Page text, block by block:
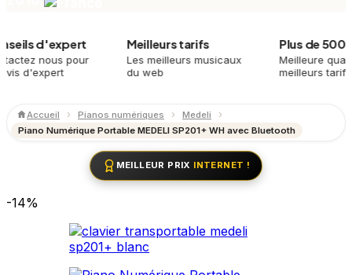
d'expert
nous pour
Meilleurs tarifs
Les meilleurs musicaux
du web
Plus de 500
Meilleure qualité,
meilleurs tarifs
Accueil Pianos numériques
Medeli
Piano Numérique Portable MEDELI SP201+ WH avec Bluetooth
MEILLEUR PRIX INTERNET !
-14%